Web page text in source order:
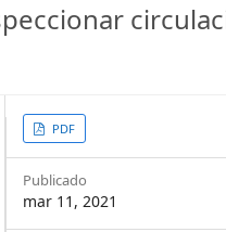
Article
Sidebar
PDF
Publicado
mar 11, 2021